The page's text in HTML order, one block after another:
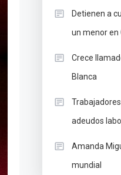
Detienen a
un menor en
Crece
Blanca
adeudos
Amanda
mundial